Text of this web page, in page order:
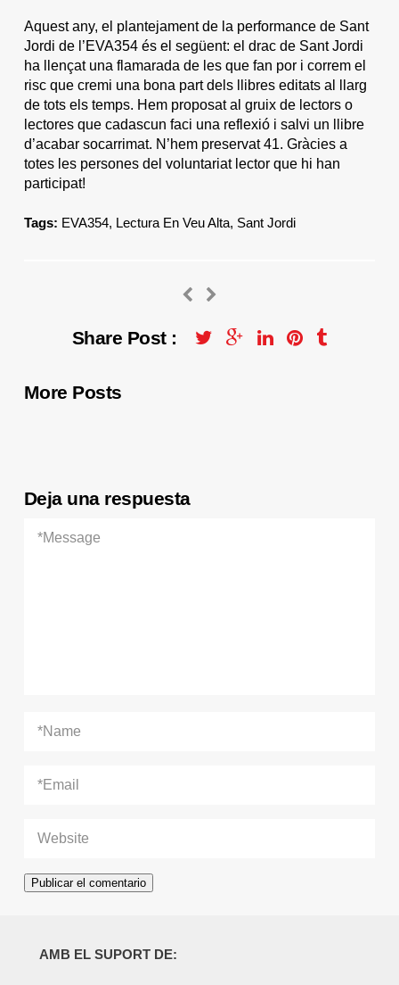
Aquest any, el plantejament de la performance de Sant
Jordi de l’EVA354 és el següent: el drac de Sant Jordi
ha llençat una flamarada de les que fan por i correm el
risc que cremi una bona part dels llibres editats al llarg
de tots els temps. Hem proposat al gruix de lectors o
lectores que cadascun faci una reflexió i salvi un llibre
d’acabar socarrimat. N’hem preservat 41. Gràcies a
totes les persones del voluntariat lector que hi han
participat!
Tags: EVA354, Lectura En Veu Alta, Sant Jordi
Share Post :
More Posts
Deja una respuesta
AMB EL SUPORT DE: